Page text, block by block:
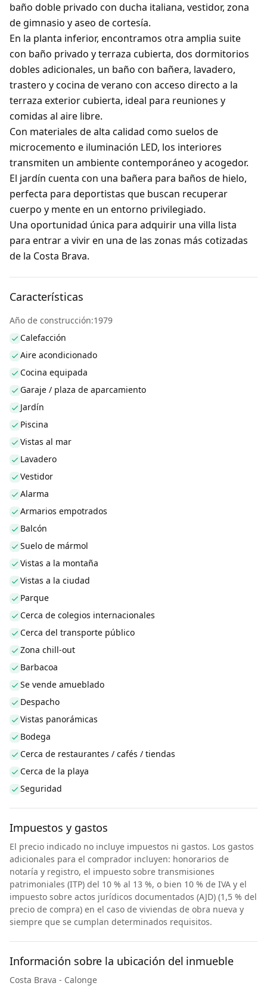
baño doble privado con ducha italiana, vestidor, zona
de gimnasio y aseo de cortesía.
En la planta inferior, encontramos otra amplia suite
con baño privado y terraza cubierta, dos dormitorios
dobles adicionales, un baño con bañera, lavadero,
trastero y cocina de verano con acceso directo a la
terraza exterior cubierta, ideal para reuniones y
comidas al aire libre.
Con materiales de alta calidad como suelos de
microcemento e iluminación LED, los interiores
transmiten un ambiente contemporáneo y acogedor.
El jardín cuenta con una bañera para baños de hielo,
perfecta para deportistas que buscan recuperar
cuerpo y mente en un entorno privilegiado.
Una oportunidad única para adquirir una villa lista
para entrar a vivir en una de las zonas más cotizadas
de la Costa Brava.
Características
Año de construcción:1979
Calefacción
Aire acondicionado
Cocina equipada
Garaje / plaza de aparcamiento
Jardín
Piscina
Vistas al mar
Lavadero
Vestidor
Alarma
Armarios empotrados
Balcón
Suelo de mármol
Vistas a la montaña
Vistas a la ciudad
Parque
Cerca de colegios internacionales
Cerca del transporte público
Zona chill-out
Barbacoa
Se vende amueblado
Despacho
Vistas panorámicas
Bodega
Cerca de restaurantes / cafés / tiendas
Cerca de la playa
Seguridad
Impuestos y gastos
El precio indicado no incluye impuestos ni gastos. Los gastos
adicionales para el comprador incluyen: honorarios de
notaría y registro, el impuesto sobre transmisiones
patrimoniales (ITP) del 10 % al 13 %, o bien 10 % de IVA y el
impuesto sobre actos jurídicos documentados (AJD) (1,5 % del
precio de compra) en el caso de viviendas de obra nueva y
siempre que se cumplan determinados requisitos.
Información sobre la ubicación del inmueble
Costa Brava - Calonge